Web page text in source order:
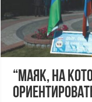
“Маяк, на